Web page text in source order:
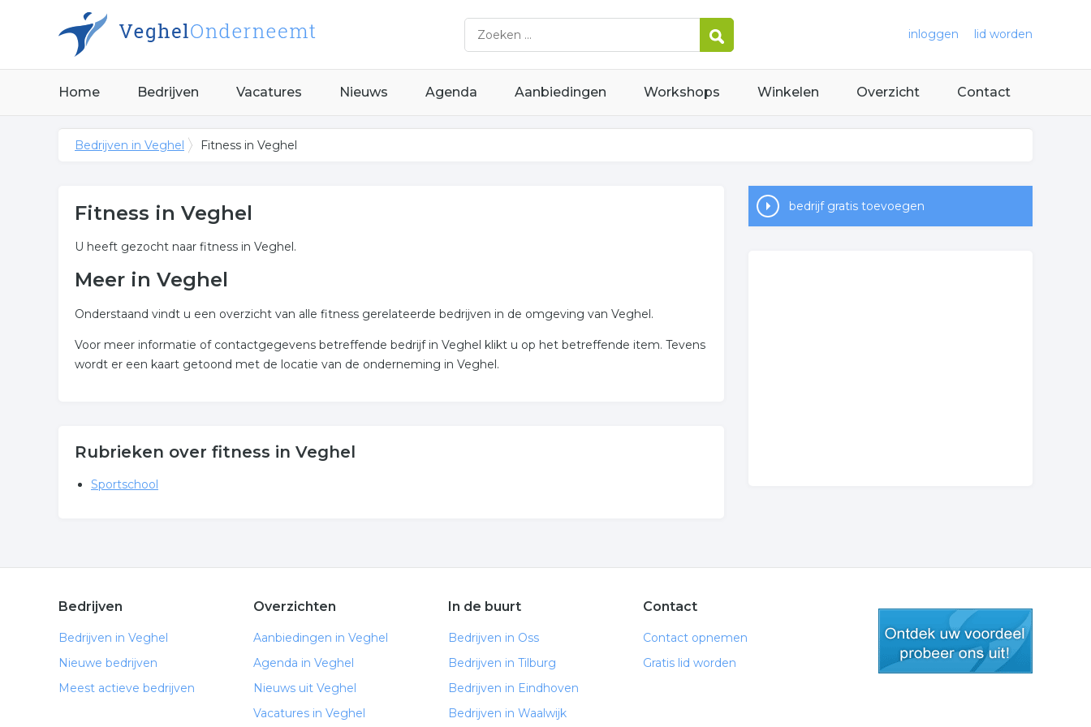
inloggen lid worden
Home Bedrijven Vacatures Nieuws Agenda Aanbiedingen Workshops Winkelen Overzicht Contact
Bedrijven in Veghel Fitness in Veghel
Fitness in Veghel
U heeft gezocht naar fitness in Veghel.
Meer in Veghel
Onderstaand vindt u een overzicht van alle fitness gerelateerde bedrijven in de omgeving van Veghel.
Voor meer informatie of contactgegevens betreffende bedrijf in Veghel klikt u op het betreffende item. Tevens
wordt er een kaart getoond met de locatie van de onderneming in Veghel.
Rubrieken over fitness in Veghel
Sportschool
bedrijf gratis toevoegen
Bedrijven
Bedrijven in Veghel
Nieuwe bedrijven
Meest actieve bedrijven
Overzichten
Aanbiedingen in Veghel
Agenda in Veghel
Nieuws uit Veghel
Vacatures in Veghel
In de buurt
Bedrijven in Oss
Bedrijven in Tilburg
Bedrijven in Eindhoven
Bedrijven in Waalwijk
Contact
Contact opnemen
Gratis lid worden